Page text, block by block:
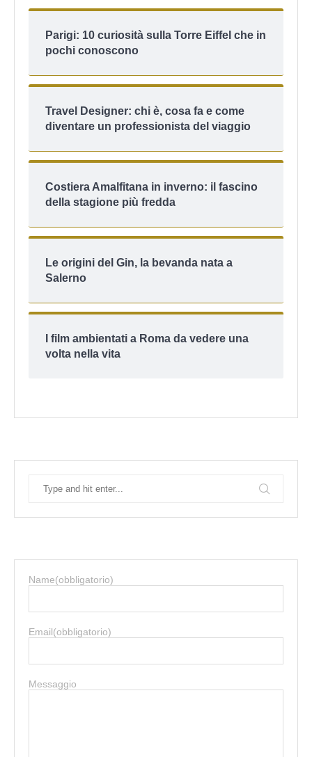
Parigi: 10 curiosità sulla Torre Eiffel che in
pochi conoscono
Travel Designer: chi è, cosa fa e come
diventare un professionista del viaggio
Costiera Amalfitana in inverno: il fascino
della stagione più fredda
Le origini del Gin, la bevanda nata a
Salerno
I film ambientati a Roma da vedere una
volta nella vita
Name(obbligatorio)
Email(obbligatorio)
Messaggio